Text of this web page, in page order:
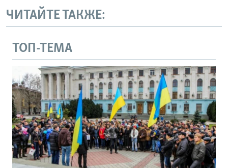
ЧИТАЙТЕ ТАКЖЕ:
ТОП-ТЕМА